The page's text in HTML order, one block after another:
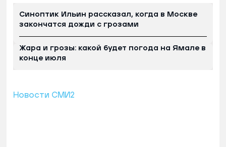
Синоптик Ильин рассказал, когда в Москве
закончатся дожди с грозами
Жара и грозы: какой будет погода на Ямале в
конце июля
Новости СМИ2